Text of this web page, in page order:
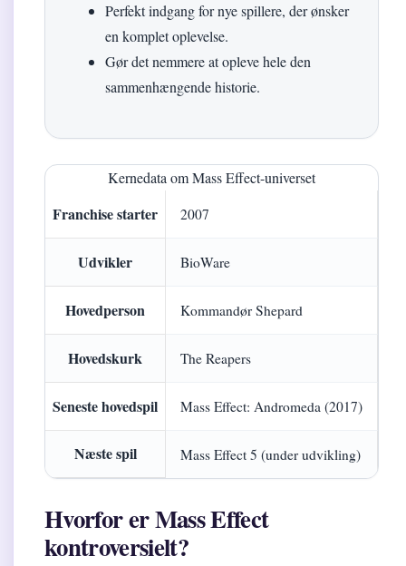
Perfekt indgang for nye spillere, der ønsker
en komplet oplevelse.
Gør det nemmere at opleve hele den
sammenhængende historie.
Kernedata om Mass Effect-universet
Franchise starter 2007
Udvikler BioWare
Hovedperson Kommandør Shepard
Hovedskurk The Reapers
Seneste hovedspil Mass Effect: Andromeda (2017)
Næste spil Mass Effect 5 (under udvikling)
Hvorfor er Mass Effect
kontroversielt?